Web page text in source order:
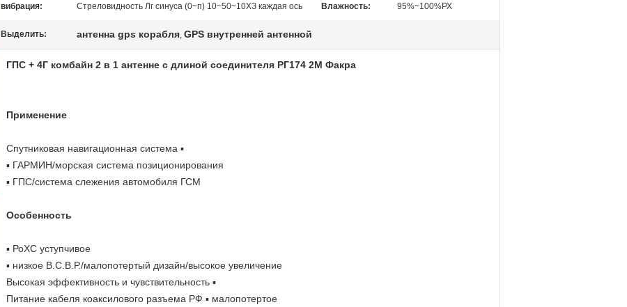
вибрация: Стреловидность Лг синуса (0~п) 10~50~10ХЗ каждая ось Влажность: 95%~100%РХ
Выделить: антенна gps корабля, GPS внутренней антенной
ГПС + 4Г комбайн 2 в 1 антенне с длиной соединителя РГ174 2М Факра
Применение
Спутниковая навигационная система ▪
▪ ГАРМИН/морская система позиционирования
▪ ГПС/система слежения автомобиля ГСМ
Особенность
▪ РоХС уступчивое
▪ низкое В.С.В.Р./малопотертый дизайн/высокое увеличение
Высокая эффективность и чувствительность ▪
Питание кабеля коаксилового разъема РФ ▪ малопотертое